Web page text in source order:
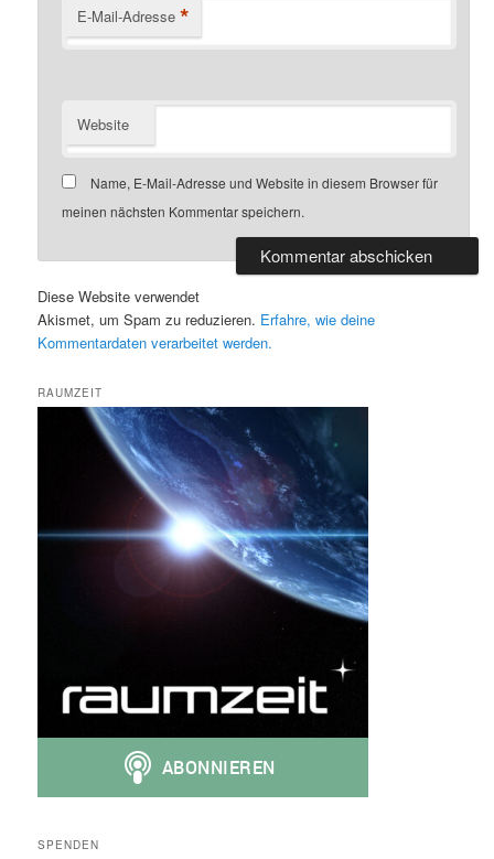
E-Mail-Adresse *
Website
Name, E-Mail-Adresse und Website in diesem Browser für
meinen nächsten Kommentar speichern.
Diese Website verwendet
Akismet, um Spam zu reduzieren. Erfahre, wie deine
Kommentardaten verarbeitet werden.
RAUMZEIT
SPENDEN